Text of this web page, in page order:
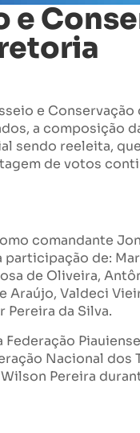
e
e Conservação
a composição
sendo reeleita,
de votos
comandante
de:
de Oliveira,
Valdeci
Pereira da Silva.
Nacional dos
Pereira